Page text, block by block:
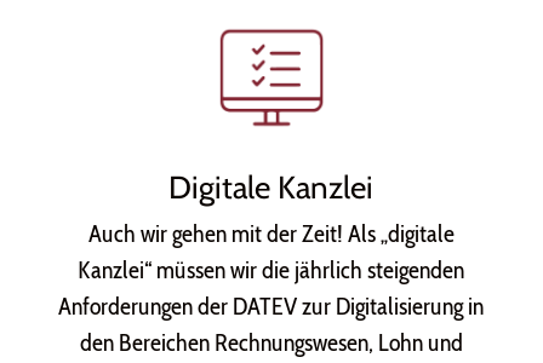
Digitale Kanzlei
Auch wir gehen mit der Zeit! Als „digitale
Kanzlei“ müssen wir die jährlich steigenden
Anforderungen der DATEV zur Digitalisierung in
den Bereichen Rechnungswesen, Lohn und